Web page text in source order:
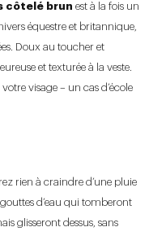
côtelé brun est à la fois un
équestre et britannique,
Doux au toucher et
et texturée à la veste.
visage – un cas d’école
rien à craindre d’une pluie
d’eau qui tomberont
glisseront dessus, sans